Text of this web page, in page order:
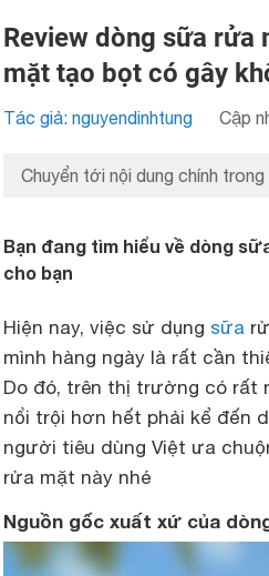
Review dòng sữa rửa
mặt tạo bọt có gây
Tác giả: nguyendinhtung Cập
Chuyển tới nội dung chính trong
Bạn đang tìm hiểu về dòng
cho bạn
Hiện nay, việc sử dụng sữa
mình hàng ngày là rất cần
Do đó, trên thị trường có rất
nổi trội hơn hết phải kể đến
người tiêu dùng Việt ưa
rửa mặt này nhé
Nguồn gốc xuất xứ của